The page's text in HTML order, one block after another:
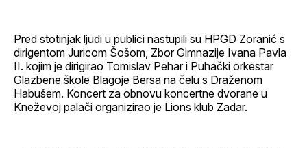
Pred stotinjak ljudi u publici nastupili su HPGD Zoranić s
dirigentom Juricom Šošom, Zbor Gimnazije Ivana Pavla
II. kojim je dirigirao Tomislav Pehar i Puhački orkestar
Glazbene škole Blagoje Bersa na čelu s Draženom
Habušem. Koncert za obnovu koncertne dvorane u
Kneževoj palači organizirao je Lions klub Zadar.